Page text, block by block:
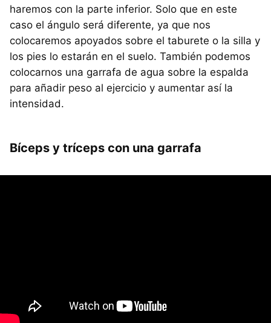
haremos con la parte inferior. Solo que en este
caso el ángulo será diferente, ya que nos
colocaremos apoyados sobre el taburete o la silla y
los pies lo estarán en el suelo. También podemos
colocarnos una garrafa de agua sobre la espalda
para añadir peso al ejercicio y aumentar así la
intensidad.
Bíceps y tríceps con una garrafa